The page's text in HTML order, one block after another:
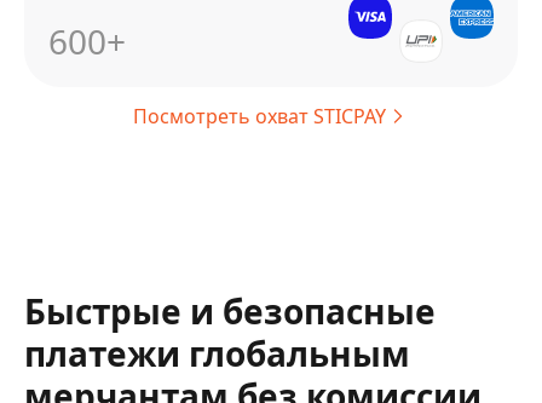
600+
Посмотреть охват STICPAY
Быстрые и безопасные
платежи глобальным